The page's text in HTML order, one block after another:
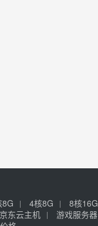
8G 4核8G 8核16G
京东云主机 游戏服务器